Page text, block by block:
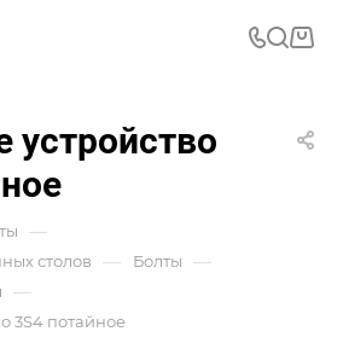
—
столов — Болты —
—
3S4 потайное